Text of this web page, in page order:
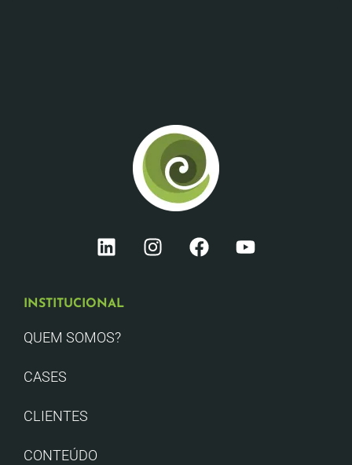
INSTITUCIONAL
QUEM SOMOS?
CASES
CLIENTES
CONTEÚDO